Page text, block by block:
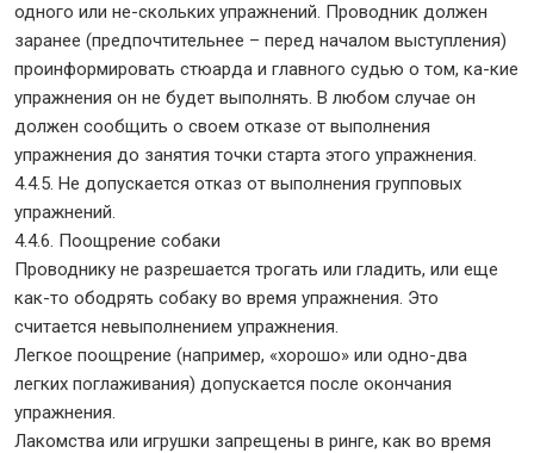
одного или не-скольких упражнений. Проводник должен
заранее (предпочтительнее – перед началом выступления)
проинформировать стюарда и главного судью о том, ка-кие
упражнения он не будет выполнять. В любом случае он
должен сообщить о своем отказе от выполнения
упражнения до занятия точки старта этого упражнения.
4.4.5. Не допускается отказ от выполнения групповых
упражнений.
4.4.6. Поощрение собаки
Проводнику не разрешается трогать или гладить, или еще
как-то ободрять собаку во время упражнения. Это
считается невыполнением упражнения.
Легкое поощрение (например, «хорошо» или одно-два
легких поглаживания) допускается после окончания
упражнения.
Лакомства или игрушки запрещены в ринге, как во время